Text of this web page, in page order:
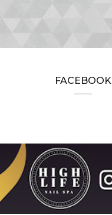
FACEBOOK